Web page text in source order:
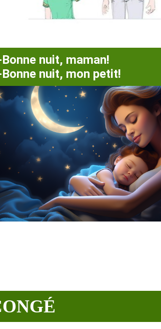
nuit, maman!
nuit, mon petit!